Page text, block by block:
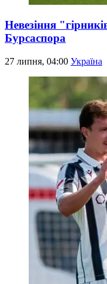
Невезіння
Бурсаспора
27 липня, 04:00 Україна